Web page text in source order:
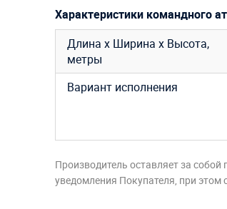
Характеристики командного
Длина х Ширина х Высота,
метры
Вариант исполнения
Производитель оставляет за
уведомления Покупателя, при этом